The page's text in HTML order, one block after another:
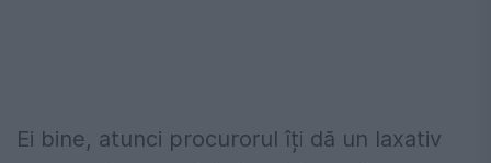
Ei bine, atunci procurorul îți dă un laxativ